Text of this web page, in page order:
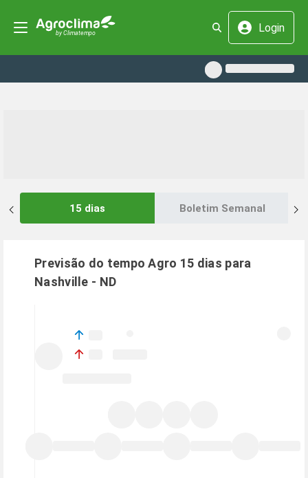
Login
15 dias Boletim Semanal
Previsão do tempo Agro 15 dias para
Nashville - ND